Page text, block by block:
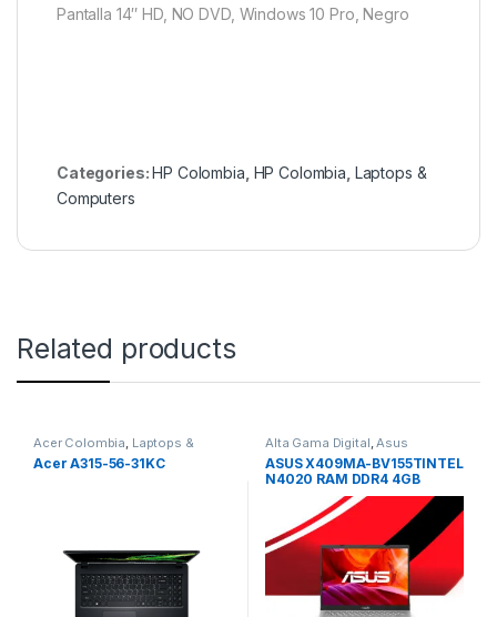
Pantalla 14″ HD, NO DVD, Windows 10 Pro, Negro
Categories:HP Colombia HP Colombia Laptops &
Computers
Related products
Acer Colombia, Laptops &
Computers
Acer A315-56-31KC
Alta Gama Digital,Asus
Colombia , Laptops,Laptops &
Computers
ASUS X409MA-BV155TINTEL
N4020 RAM DDR4 4GB
500GB HDD